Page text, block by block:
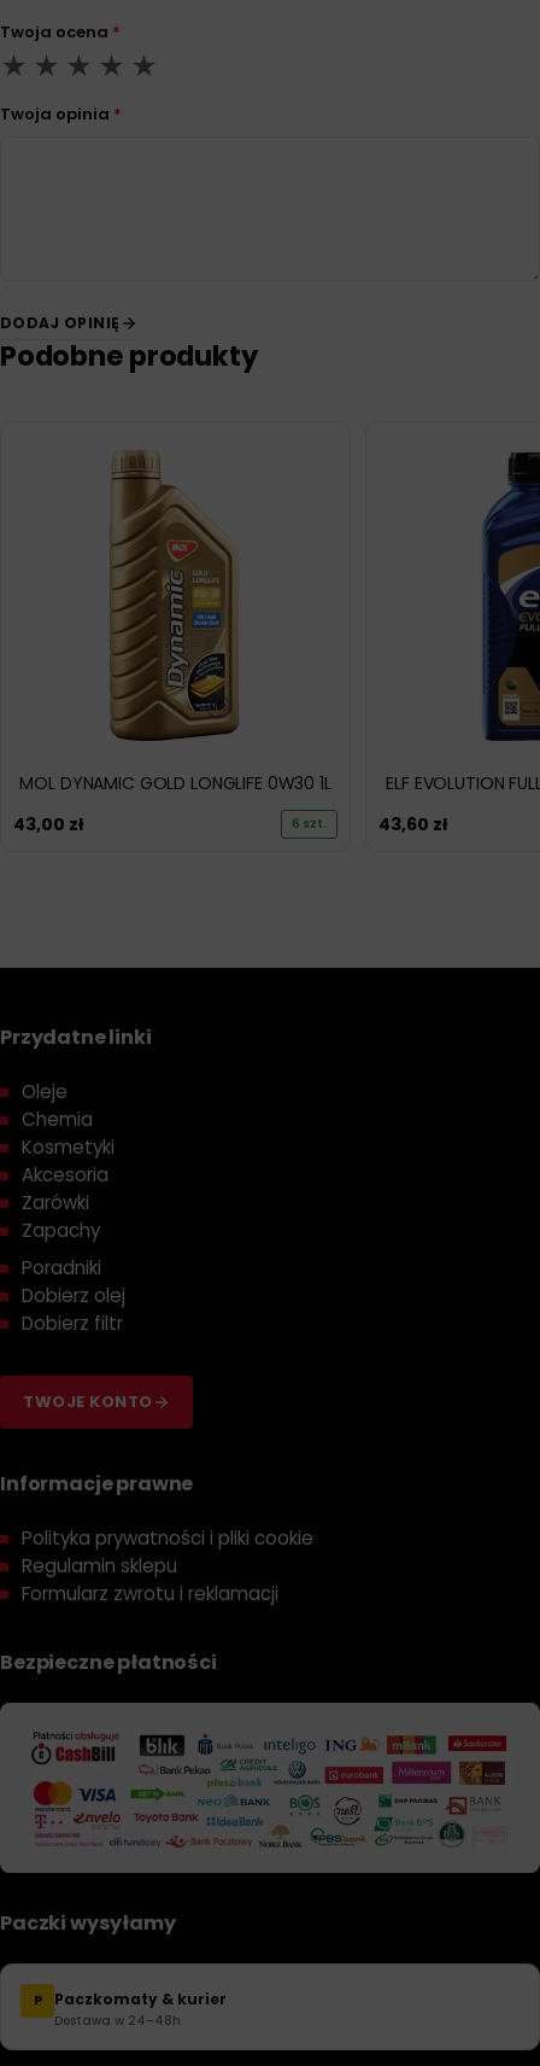
Twoja ocena *
Twoja opinia *
DODAJ OPINIĘ
Podobne produkty
MOL DYNAMIC GOLD LONGLIFE 0W30 1L
43,00 zł 6 szt.
ELF EVOLUTION
43,60 zł
Przydatne linki
Oleje
Chemia
Kosmetyki
Akcesoria
Żarówki
Zapachy
Poradniki
Dobierz olej
Dobierz filtr
TWOJE KONTO
Informacje prawne
Polityka prywatności i pliki cookie
Regulamin sklepu
Formularz zwrotu i reklamacji
Bezpieczne płatności
Paczki wysyłamy
P Paczkomaty & kurier
Dostawa w 24–48h